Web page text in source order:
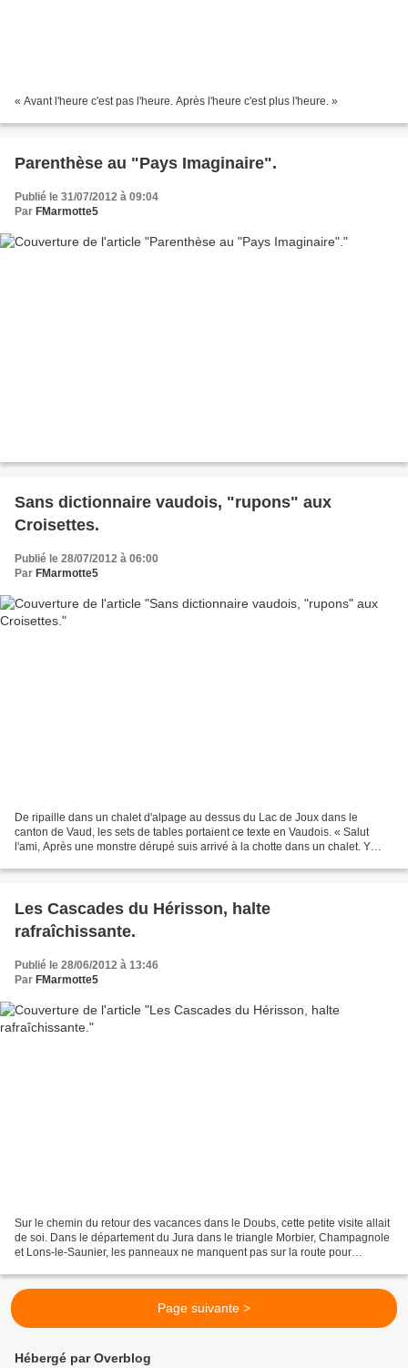
« Avant l'heure c'est pas l'heure. Après l'heure c'est plus l'heure. »
Parenthèse au "Pays Imaginaire".
Publié le 31/07/2012 à 09:04
Par FMarmotte5
Sans dictionnaire vaudois, "rupons" aux
Croisettes.
Publié le 28/07/2012 à 06:00
Par FMarmotte5
De ripaille dans un chalet d'alpage au dessus du Lac de Joux dans le
canton de Vaud, les sets de tables portaient ce texte en Vaudois. « Salut
l'ami, Après une monstre dérupé suis arrivé à la chotte dans un chalet. Y
Les Cascades du Hérisson, halte
rafraîchissante.
Publié le 28/06/2012 à 13:46
Par FMarmotte5
Sur le chemin du retour des vacances dans le Doubs, cette petite visite allait
de soi. Dans le département du Jura dans le triangle Morbier, Champagnole
et Lons-le-Saunier, les panneaux ne manquent pas sur la route pour
Page suivante >
Hébergé par Overblog